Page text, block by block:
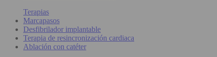
Terapias
Marcapasos
Desfibrilador implantable
Terapia de resincronización cardiaca
Ablación con catéter